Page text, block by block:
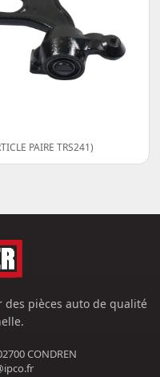
PAIRE TRS241)
pièces auto de qualité
CONDREN